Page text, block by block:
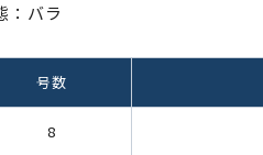
：バラ
号数
8